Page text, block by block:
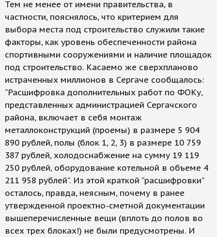
Тем не менее от имени правительства, в
частности, пояснялось, что критерием для
выбора места под строительство служили такие
факторы, как уровень обеспеченности района
спортивными сооружениями и наличие площадок
под строительство. Касаемо же сверхпланово
истраченных миллионов в Сергаче сообщалось:
“Расшифровка дополнительных работ по ФОКу,
представленных администрацией Сергачского
района, включает в себя монтаж
металлоконструкций (проемы) в размере 5 904
890 рублей, полы (блок 1, 2, 3) в размере 10 759
387 рублей, холодоснабжение на сумму 19 119
250 рублей, оборудование котельной в объеме 4
211 958 рублей”. Из этой краткой “расшифровки”
осталось, правда, неясным, почему в ранее
утвержденной проектно-сметной документации
вышеперечисленные вещи (вплоть до полов во
всех трех блоках!) не были предусмотрены. И